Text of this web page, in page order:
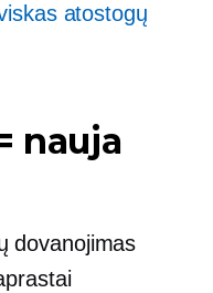
atostogų
nauja
dovanojimas